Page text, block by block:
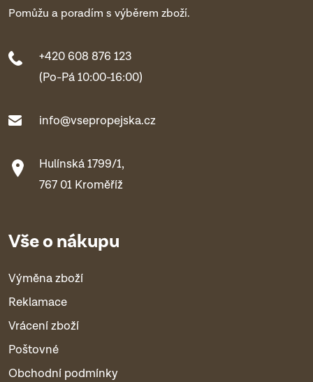
Pomůžu a poradím s výběrem zboží.
+420 608 876 123
(Po-Pá 10:00-16:00)
info@vsepropejska.cz
Hulínská 1799/1,
767 01 Kroměříž
Vše o nákupu
Výměna zboží
Reklamace
Vrácení zboží
Poštovné
Obchodní podmínky